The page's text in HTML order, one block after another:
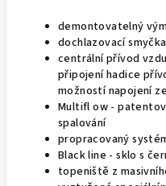
demontovatelný
dochlazovací smyčka
centrální přívod
připojení hadice
možností napojení
Multifl ow -
spalování
propracovaný
Black line - sklo s
topeniště z